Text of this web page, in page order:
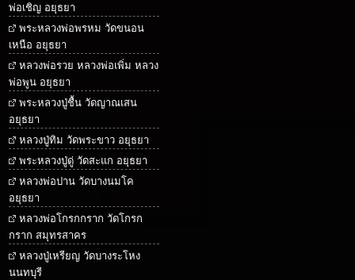
พ่อเชิญ อยุธยา
พระหลวงพ่อพรหม วัดขนอน
เหนือ อยุธยา
หลวงพ่อรวย หลวงพ่อเพิ่ม หลวง
พ่อพูน อยุธยา
พระหลวงปู่ชื้น วัดญาณเสน
อยุธยา
หลวงปู่ทิม วัดพระขาว อยุธยา
พระหลวงปู่ดู่ วัดสะแก อยุธยา
หลวงพ่อปาน วัดบางนมโค
อยุธยา
หลวงพ่อโกรกกราก วัดโกรก
กราก สมุทรสาคร
หลวงปู่เหรียญ วัดบางระโหง
นนทบุรี